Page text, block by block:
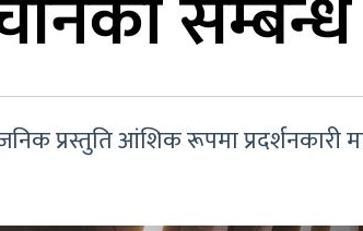
प्रस्तुति आंशिक रूपमा प्रदर्शनकारी